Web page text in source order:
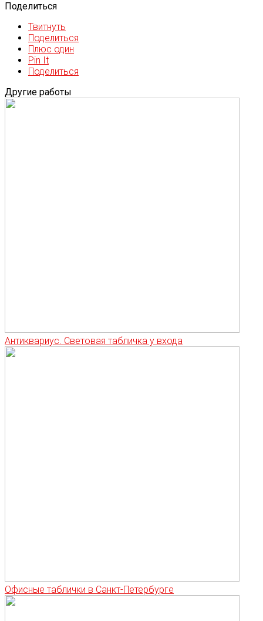
Поделиться
Твитнуть
Поделиться
Плюс один
Pin It
Поделиться
Другие работы
Антиквариус. Световая табличка у входа
Офисные таблички в Санкт-Петербурге